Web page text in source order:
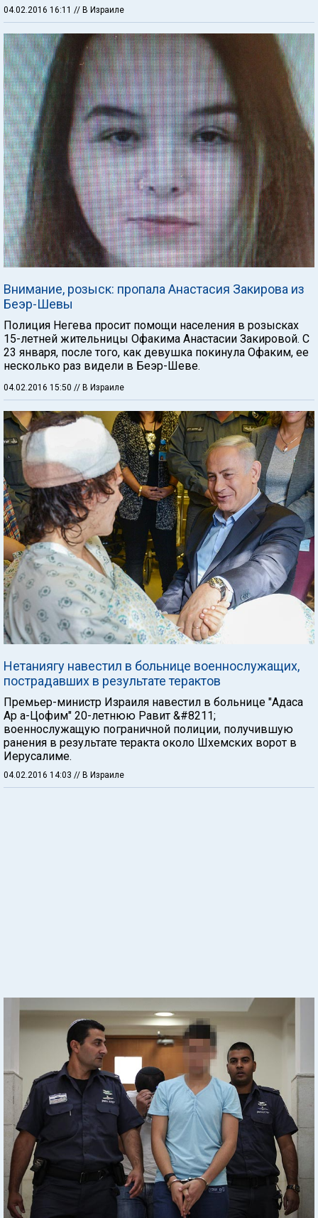
04.02.2016 16:11 // В Израиле
Внимание, розыск: пропала Анастасия Закирова из
Беэр-Шевы
Полиция Негева просит помощи населения в розысках
15-летней жительницы Офакима Анастасии Закировой. С
23 января, после того, как девушка покинула Офаким, ее
несколько раз видели в Беэр-Шеве.
04.02.2016 15:50 // В Израиле
Нетаниягу навестил в больнице военнослужащих,
пострадавших в результате терактов
Премьер-министр Израиля навестил в больнице "Адаса
Ар а-Цофим" 20-летнюю Равит &#8211;
военнослужащую пограничной полиции, получившую
ранения в результате теракта около Шхемских ворот в
Иерусалиме.
04.02.2016 14:03 // В Израиле